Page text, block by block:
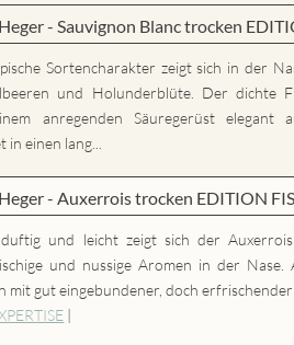
- Sauvignon Blanc trocken
Sortencharakter zeigt sich in der
und Holunderblüte. Der dichte
anregenden Säuregerüst elegant
in einen lang...
- Auxerrois trocken EDITION
und leicht zeigt sich der Auxerrois
und nussige Aromen in der Nase.
mit gut eingebundener, doch erfrischender
|